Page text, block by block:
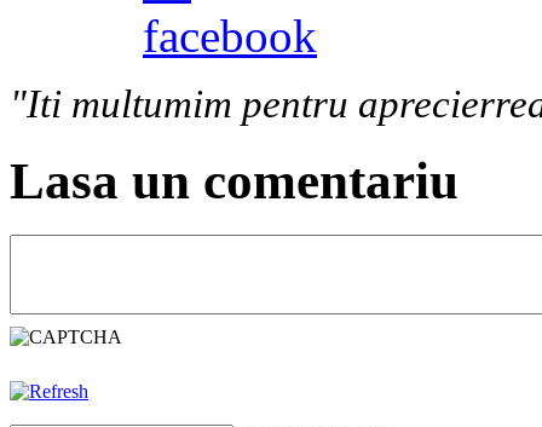
"Iti multumim pentru
Lasa un comentariu